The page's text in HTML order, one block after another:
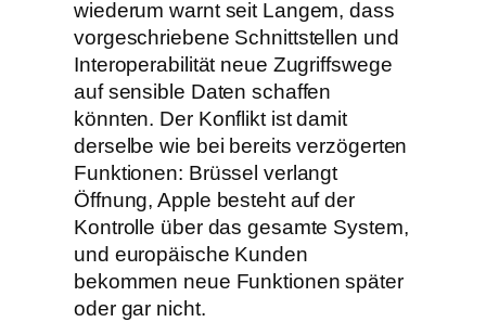
wiederum warnt seit Langem, dass
vorgeschriebene Schnittstellen und
Interoperabilität neue Zugriffswege
auf sensible Daten schaffen
könnten. Der Konflikt ist damit
derselbe wie bei bereits verzögerten
Funktionen: Brüssel verlangt
Öffnung, Apple besteht auf der
Kontrolle über das gesamte System,
und europäische Kunden
bekommen neue Funktionen später
oder gar nicht.